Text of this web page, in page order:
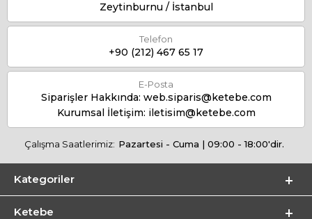
Zeytinburnu / İstanbul
Telefon
+90 (212) 467 65 17
E-Posta
Siparişler Hakkında: web.siparis@ketebe.com
Kurumsal İletişim: iletisim@ketebe.com
Çalışma Saatlerimiz: Pazartesi - Cuma | 09:00 - 18:00'dir.
Kategoriler
Ketebe